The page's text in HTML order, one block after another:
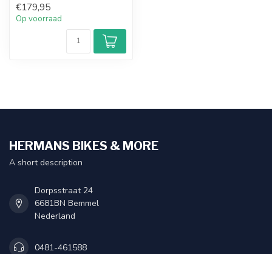
€179,95
Op voorraad
HERMANS BIKES & MORE
A short description
Dorpsstraat 24
6681BN Bemmel
Nederland
0481-461588